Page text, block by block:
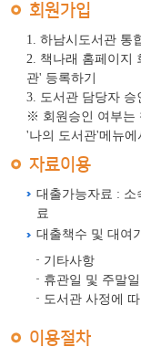
회원가입
1. 하남시도서관 통
2. 책나래 홈페이지
관' 등록하기
3. 도서관 담당자 승
※ 회원승인 여부는
'나의 도서관'메뉴에
자료이용
대출가능자료 :
료
대출책수 및 대여
기타사항
휴관일 및 주말
도서관 사정에
이용절차